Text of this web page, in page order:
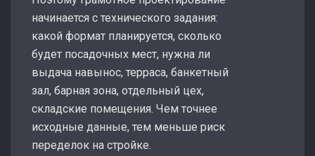
начинается с технического задания:
какой формат планируется, сколько
будет посадочных мест, нужна ли
выдача навынос, терраса, банкетный
зал, барная зона, отдельный цех,
складские помещения. Чем точнее
исходные данные, тем меньше риск
переделок на стройке.